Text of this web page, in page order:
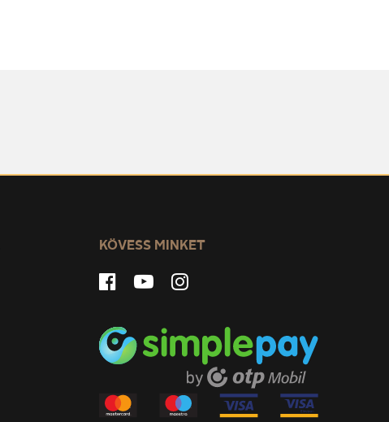
KÖVESS MINKET